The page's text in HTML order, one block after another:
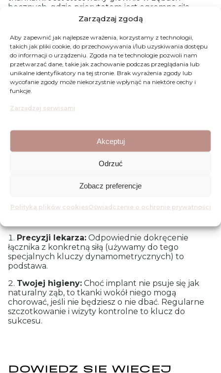
Zarządzaj zgodą
Aby zapewnić jak najlepsze wrażenia, korzystamy z technologii,
takich jak pliki cookie, do przechowywania i/lub uzyskiwania dostępu
do informacji o urządzeniu. Zgoda na te technologie pozwoli nam
przetwarzać dane, takie jak zachowanie podczas przeglądania lub
unikalne identyfikatory na tej stronie. Brak wyrażenia zgody lub
wycofanie zgody może niekorzystnie wpłynąć na niektóre cechy i
funkcje.
Zarządzaj serwisami
Akceptuj
Odrzuć
Zobacz preferencje
Polityka plików cookiesOświadczenie o ochronie prywatności
bocznych, gdzie priorytetem jest ogromna siła
nacisku podczas gryzienia.
2. Łączniki cyrkonowe (ceramiczne)
To wybór dla estetów. Cyrkon ma jasny kolor,
zbliżony do naturalnej barwy zęba. Dlaczego to
ważne? W przypadku przednich zębów, gdzie
dziąsło bywa cienkie, metalowy (tytanowy) łącznik
mógłby lekko prześwitywać, dając szary odcień.
zapewniając perfekcyjny wygląd.
CZY ŁĄCZNIK JEST
TRWAŁY?
Spokojnie – łączniki są zaprojektowane tak, aby
dożywotnio. Ich trwałość zależy jednak od dwóch
Precyzji lekarza: Odpowiednie dokręcenie
łącznika z konkretną siłą (używamy do tego
specjalnych kluczy dynamometrycznych) to
podstawa.
Twojej higieny: Choć implant nie psuje się jak
naturalny ząb, to tkanki wokół niego mogą
chorować, jeśli nie będziesz o nie dbać. Regularne
szczotkowanie i wizyty kontrolne to klucz do
sukcesu.
DOWIEDZ SIĘ WIĘCEJ